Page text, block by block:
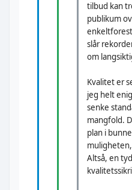
tilbud kan
publikum
slår
om
Kvalitet er
jeg helt
senke
mangfold.
plan i
Altså, en